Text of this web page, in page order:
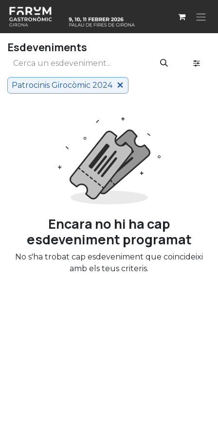
Skip to Content
Esdeveniments
Patrocinis Girocòmic 2024
Encara no hi ha cap
esdeveniment programat
No s'ha trobat cap esdeveniment que coincideixi
amb els teus criteris.